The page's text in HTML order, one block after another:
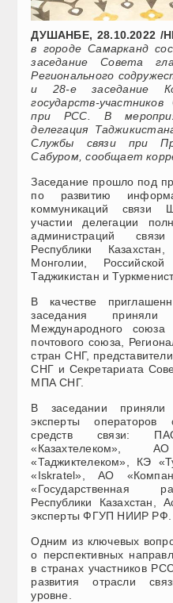
ДУШАНБЕ, 28.10.2022 /
в городе Самарканд
заседание Совета
Регионального
и 28-е заседание
государств-
при РСС. В
делегация
Службы связи при
Сабуром, сообщает
Заседание прошло под
по развитию
коммуникаций связи
участии делегации
администраций
Республики
Монголии,
Таджикистан и
В качестве
заседания приняли
Международного союза
почтового союза,
стран СНГ,
СНГ и Секретариата
МПА СНГ.
В заседании приняли
эксперты операторов
средств связи:
«Казахтелеком»,
«Таджиктелеком», КЭ
«Iskratel», АО
«Государственная
Республики Казахстан,
эксперты ФГУП НИИР РФ.
Одним из ключевых
о перспективных
в странах участников
развития отрасли
уровне.